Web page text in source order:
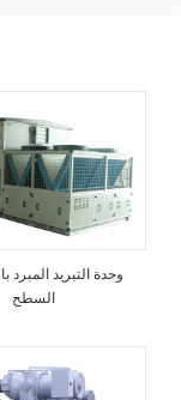
وحدة التبريد المبرد
السطح